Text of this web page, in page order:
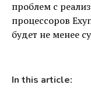
проблем с
процессоров
будет не менее
In this article: